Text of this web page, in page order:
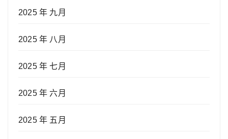
2025 年 九月
2025 年 八月
2025 年 七月
2025 年 六月
2025 年 五月